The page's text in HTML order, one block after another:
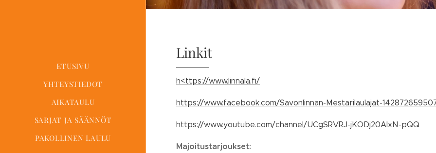
ETUSIVU
YHTEYSTIEDOT
AIKATAULU
SARJAT JA SÄÄNNÖT
PAKOLLINEN LAULU
Linkit
h<ttps://www.linnala.fi/
https://www.facebook.com/Savonlinnan-Mestarilaulajat-
https://www.youtube.com/channel/UCgSRVRJ-jKODj20AIxN-pQQ
Majoitustarjoukset: